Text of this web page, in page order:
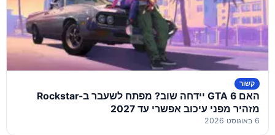
קשור
האם GTA 6 יידחה שוב? מפתח לשעבר ב-Rockstar
מזהיר מפני עיכוב אפשרי עד 2027
6 באוגוסט 2026